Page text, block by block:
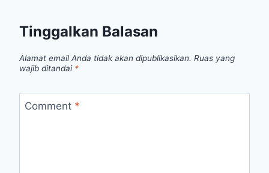
Tinggalkan Balasan
Alamat email Anda tidak akan dipublikasikan. Ruas yang
wajib ditandai *
Comment *